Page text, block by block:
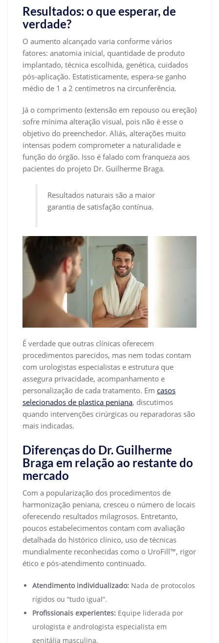
Resultados: o que esperar, de
verdade?
O aumento alcançado varia conforme vários
fatores: anatomia inicial, quantidade de produto
implantado, técnica escolhida, genética, cuidados
pós-aplicação. Estatisticamente, espera-se ganho
médio de 1 a 2 centímetros na circunferência.
Já o comprimento (extensão em repouso ou ereção)
sofre mínima alteração visual, pois não é esse o
objetivo do preenchedor. Aliás, alterações muito
intensas podem comprometer a naturalidade e
função do órgão. Isso é falado com franqueza aos
pacientes do projeto Dr. Guilherme Braga.
Resultados naturais são a maior
garantia de satisfação contínua.
É verdade que outras clínicas oferecem
procedimentos parecidos, mas nem todas contam
com urologistas especialistas e estrutura que
assegura privacidade, acompanhamento e
personalização de cada tratamento. Em casos
selecionados de plastica peniana, discutimos
quando intervenções cirúrgicas ou reparadoras são
mais indicadas.
Diferenças do Dr. Guilherme
Braga em relação ao restante do
mercado
Com a popularização dos procedimentos de
harmonização peniana, cresceu o número de locais
oferecendo resultados milagrosos. Entretanto,
poucos estabelecimentos contam com avaliação
detalhada do histórico clínico, uso de técnicas
mundialmente reconhecidas como o UroFill™, rigor
ético e pós-atendimento continuado.
Atendimento individualizado: Nada de protocolos
rígidos ou “tudo igual”.
Profissionais experientes: Equipe liderada por
urologista e andrologista especialista em
genitália masculina.